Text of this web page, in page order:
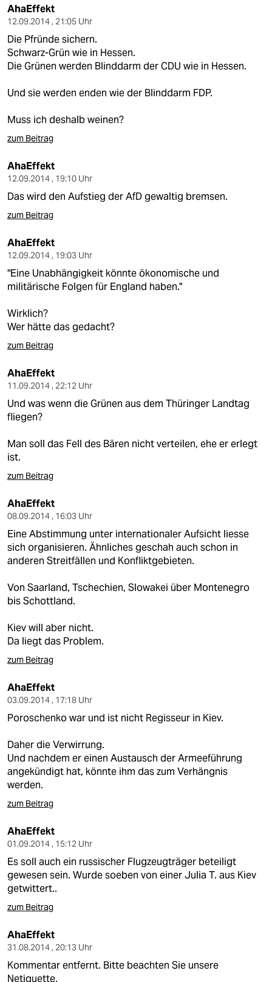
AhaEffekt
12.09.2014 , 21:05 Uhr
Die Pfründe sichern.
Schwarz-Grün wie in Hessen.
Die Grünen werden Blinddarm der CDU wie in Hessen.
Und sie werden enden wie der Blinddarm FDP.
Muss ich deshalb weinen?
zum Beitrag
AhaEffekt
12.09.2014 , 19:10 Uhr
Das wird den Aufstieg der AfD gewaltig bremsen.
zum Beitrag
AhaEffekt
12.09.2014 , 19:03 Uhr
"Eine Unabhängigkeit könnte ökonomische und
militärische Folgen für England haben."
Wirklich?
Wer hätte das gedacht?
zum Beitrag
AhaEffekt
11.09.2014 , 22:12 Uhr
Und was wenn die Grünen aus dem Thüringer Landtag
fliegen?
Man soll das Fell des Bären nicht verteilen, ehe er erlegt
ist.
zum Beitrag
AhaEffekt
08.09.2014 , 16:03 Uhr
Eine Abstimmung unter internationaler Aufsicht liesse
sich organisieren. Ähnliches geschah auch schon in
anderen Streitfällen und Konfliktgebieten.
Von Saarland, Tschechien, Slowakei über Montenegro
bis Schottland.
Kiev will aber nicht.
Da liegt das Problem.
zum Beitrag
AhaEffekt
03.09.2014 , 17:18 Uhr
Poroschenko war und ist nicht Regisseur in Kiev.
Daher die Verwirrung.
Und nachdem er einen Austausch der Armeeführung
angekündigt hat, könnte ihm das zum Verhängnis
werden.
zum Beitrag
AhaEffekt
01.09.2014 , 15:12 Uhr
Es soll auch ein russischer Flugzeugträger beteiligt
gewesen sein. Wurde soeben von einer Julia T. aus Kiev
getwittert..
zum Beitrag
AhaEffekt
31.08.2014 , 20:13 Uhr
Kommentar entfernt. Bitte beachten Sie unsere
Netiquette.